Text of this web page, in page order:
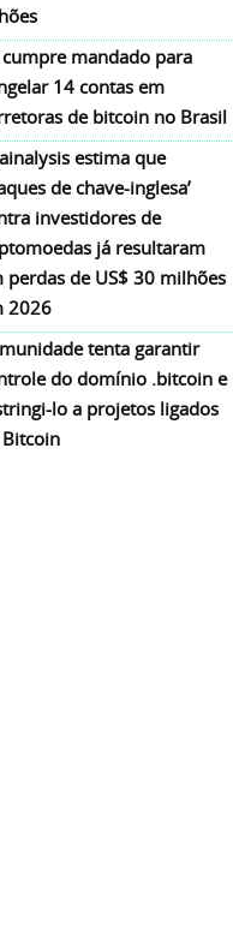
cumpre mandado para
14 contas em
de bitcoin no Brasil
estima que
de chave-inglesa’
investidores de
já resultaram
perdas de US$ 30 milhões
2026
tenta garantir
do domínio .bitcoin e
lo a projetos ligados